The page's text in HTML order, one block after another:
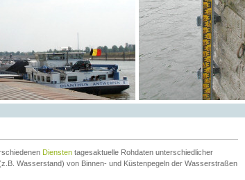
Diensten tagesaktuelle Rohdaten unterschiedlicher
Wasserstand) von Binnen- und Küstenpegeln der Wasserstraßen